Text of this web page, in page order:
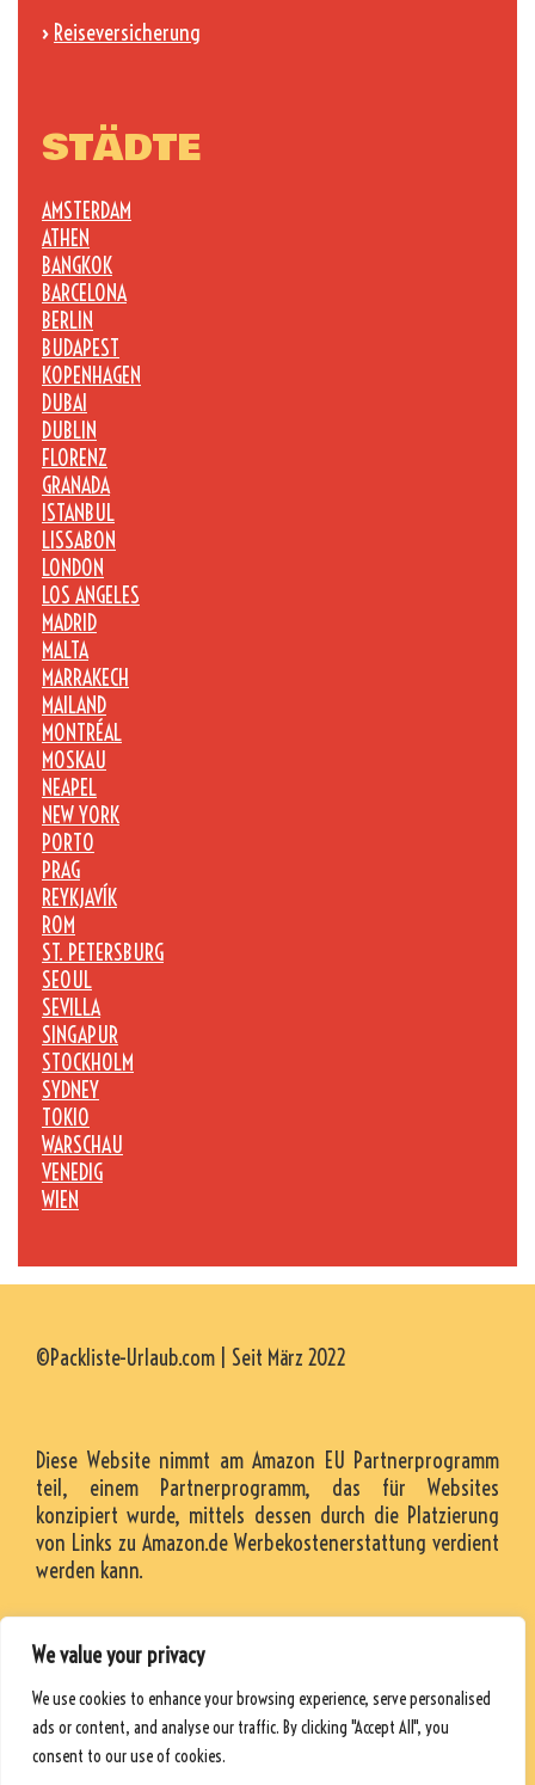
We value your privacy
We use cookies to enhance your browsing experience, serve personalised
ads or content, and analyse our traffic. By clicking "Accept All", you
consent to our use of cookies.
› Reiseversicherung
STÄDTE
AMSTERDAM
ATHEN
BANGKOK
BARCELONA
BERLIN
BUDAPEST
KOPENHAGEN
DUBAI
DUBLIN
FLORENZ
GRANADA
ISTANBUL
LISSABON
LONDON
LOS ANGELES
MADRID
MALTA
MARRAKECH
MAILAND
MONTRÉAL
MOSKAU
NEAPEL
NEW YORK
PORTO
PRAG
REYKJAVÍK
ROM
ST. PETERSBURG
SEOUL
SEVILLA
SINGAPUR
STOCKHOLM
SYDNEY
TOKIO
WARSCHAU
VENEDIG
WIEN
©Packliste-Urlaub.com | Seit März 2022
Diese Website nimmt am Amazon EU Partnerprogramm
teil, einem Partnerprogramm, das für Websites
konzipiert wurde, mittels dessen durch die Platzierung
von Links zu Amazon.de Werbekostenerstattung verdient
werden kann.
RESSOURCEN
DATENSCHUTZRICHTLINIE